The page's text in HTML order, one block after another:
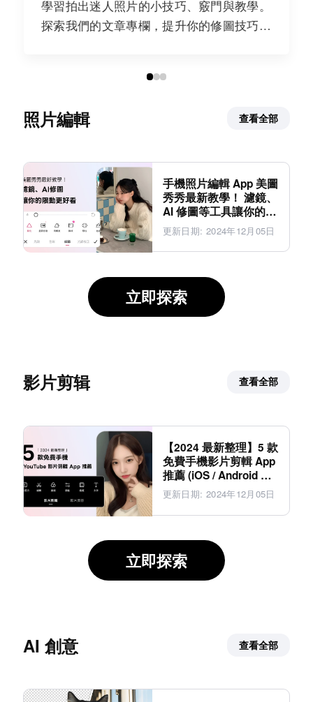
學習拍出迷人照片的小技巧、竅門與教學。
探索我們的文章專欄，提升你的修圖技巧，
照片編輯 查看全部
手機照片編輯 App 美圖
秀秀最新教學！ 濾鏡、
AI 修圖等工具讓你的
IG 限動更好看
更新日期: 2024年12月05日
立即探索
影片剪辑 查看全部
【2024 最新整理】5 款
免費手機影片剪輯 App
推薦 (iOS / Android 手
機適用)
更新日期: 2024年12月05日
立即探索
AI 創意 查看全部